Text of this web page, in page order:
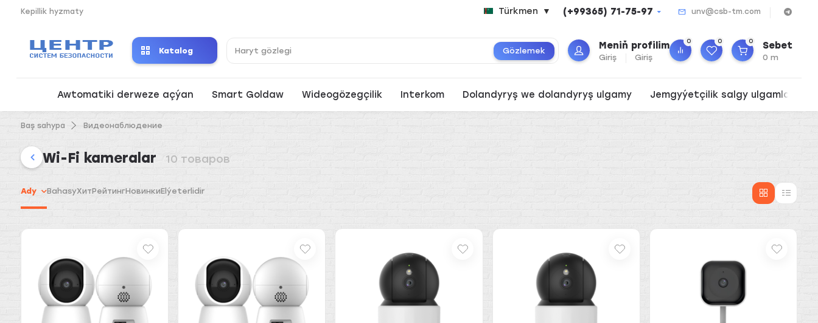
Kepillik hyzmaty Türkmen ▼ (+99365) 71-75-97 unv@csb-tm.com
Katalog Gözlemek Meniň profilim
Giriş Giriş
0 0 0 Sebet
0 m
Awtomatiki derweze açýan Smart Goldaw Wideogözegçilik Interkom Dolandyryş we dolandyryş ulgamy Jemgyýetçilik salgy ulgamlary
Baş sahypa Видеонаблюдение
Wi-Fi kameralar 10 товаров
Ady BahasyХитРейтингНовинкиElýeterlidir